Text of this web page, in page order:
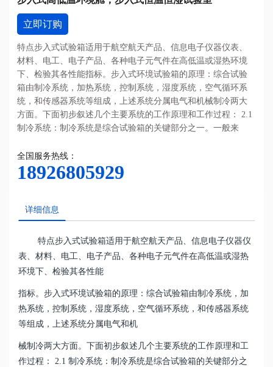
立即订购
特点步入式试验箱适用于航空航天产品、信息电子仪器仪表、
材料、电工、电子产品、各种电子元气件在高低温或湿热环境
下、检验其各性能指标。步入式环境试验箱的原理：综合试验
箱由制冷系统，加热系统，控制系统，湿度系统，空气循环系
统，和传感器系统等组成，上述系统分属电气和机械制冷两大
方面。下面初步叙述几个主要系统的工作原理和工作过程： 2.1
制冷系统：制冷系统是综合试验箱的关键部分之一。一般来
全国服务热线：
18926805929
详细信息
特点步入式试验箱适用于航空航天产品、信息电子仪器仪
表、材料、电工、电子产品、各种电子元气件在高低温或湿热
环境下、检验其各性能
指标。 步入式环境试验箱的原理：综合试验箱由制冷系统，加
热系统，控制系统，湿度系统，空气循环系统，和传感器系统
等组成，上述系统分属电气和机
械制冷两大方面。下面初步叙述几个主要系统的工作原理和工
作过程： 2.1 制冷系统：制冷系统是综合试验箱的关键部分之